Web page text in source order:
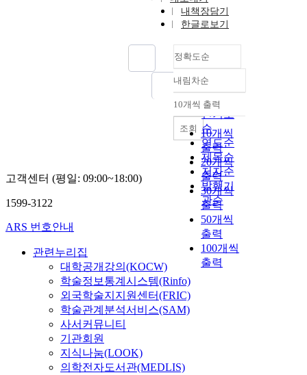
내책장담기
한글로보기
정확도순
정확도
순
인기도
순
연도순
제목순
저자순
발행기
관순
내림차순
내림차순
10개씩 출력
10개씩
출력
20개씩
출력
30개씩
출력
50개씩
출력
100개씩
출력
조회
고객센터 (평일: 09:00~18:00)
1599-3122
ARS 번호안내
관련누리집
대학공개강의(KOCW)
학술정보통계시스템(Rinfo)
외국학술지지원센터(FRIC)
학술관계분석서비스(SAM)
사서커뮤니티
기관회원
지식나눔(LOOK)
의학전자도서관(MEDLIS)